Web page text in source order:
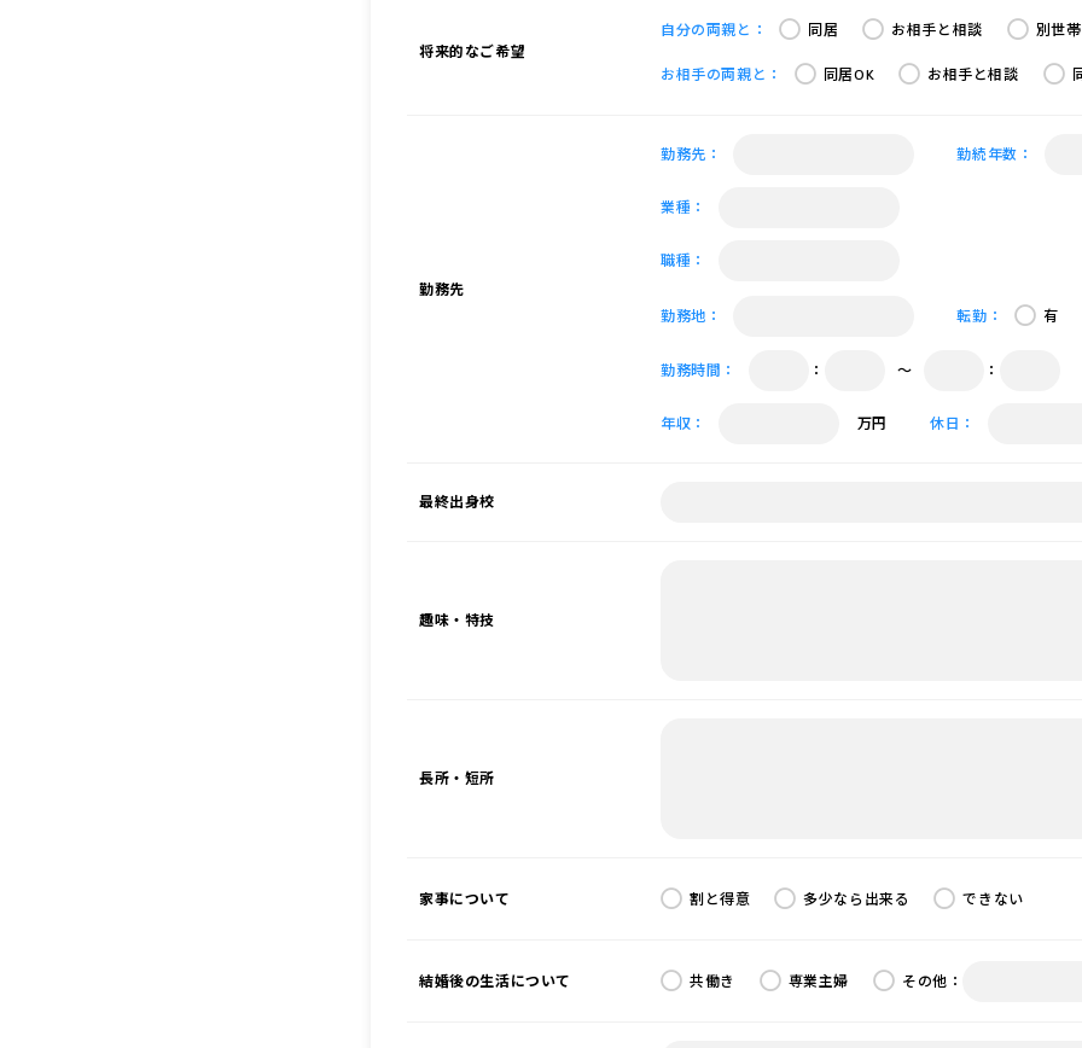
将来的なご希望
自分の両親と： 同居 お相手と相談 別世
お相手の両親と： 同居OK お相手と相談
勤務先
勤務先： 勤続年数：
業種：
職種：
勤務地： 転勤： 有
勤務時間： ： 〜 ：
年収： 万円 休日：
最終出身校
趣味・特技
長所・短所
家事について 割と得意 多少なら出来る できない
結婚後の生活について 共働き 専業主婦 その他：